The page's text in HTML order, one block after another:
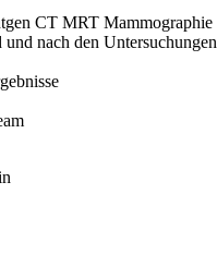
CT MRT Mammographie
nach den Untersuchungen